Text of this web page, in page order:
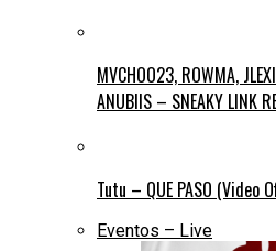
MVCHOO23, ROWMA,
ANUBIIS – SNEAKY LINK
Tutu – QUE PASO (Video
Eventos – Live